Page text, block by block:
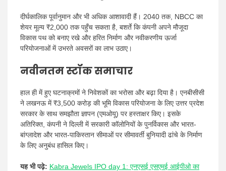
दीर्घकालिक पूर्वानुमान और भी अधिक आशावादी हैं। 2040 तक, NBCC का
शेयर मूल्य ₹2,000 तक पहुँच सकता है, बशर्ते कि कंपनी अपने मौजूदा
विकास पथ को बनाए रखे और हरित निर्माण और नवीकरणीय ऊर्जा
परियोजनाओं में उभरते अवसरों का लाभ उठाए।
नवीनतम स्टॉक समाचार
हाल ही में हुए घटनाक्रमों ने निवेशकों का भरोसा और बढ़ा दिया है। एनबीसीसी
ने लखनऊ में ₹3,500 करोड़ की भूमि विकास परियोजना के लिए उत्तर प्रदेश
सरकार के साथ समझौता ज्ञापन (एमओयू) पर हस्ताक्षर किए। इसके
अतिरिक्त, कंपनी ने दिल्ली में सरकारी कॉलोनियों के पुनर्विकास और भारत-
बांग्लादेश और भारत-पाकिस्तान सीमाओं पर सीमावर्ती बुनियादी ढांचे के निर्माण
के लिए अनुबंध हासिल किए।
यह भी पढ़े: Kabra Jewels IPO day 1: एनएसई एसएमई आईपीओ का